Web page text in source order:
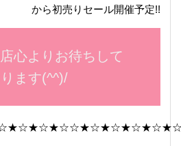
から初売りセール開催予定!!
心よりお待ちして
ます(^^)/